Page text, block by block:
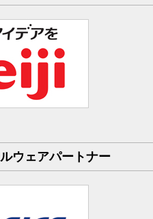
ウェアパートナー